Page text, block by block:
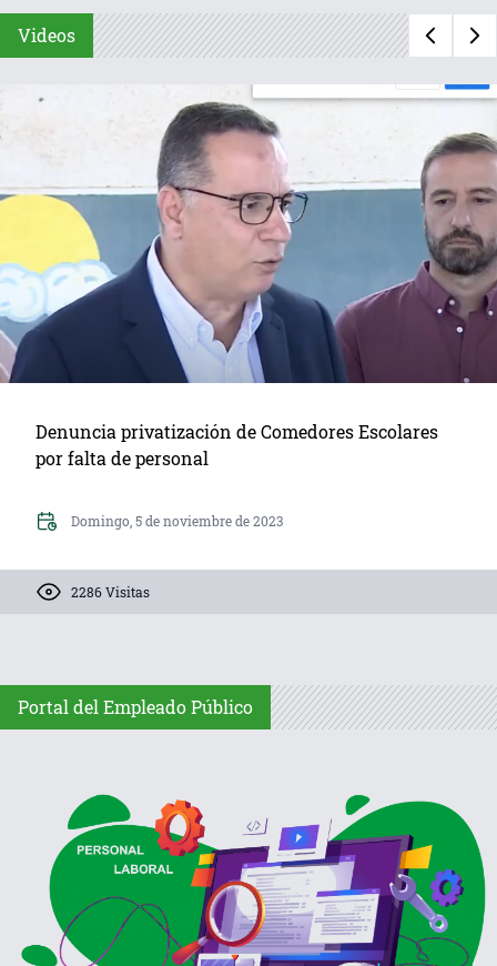
Videos
Denuncia privatización de Comedores Escolares
por falta de personal
Domingo, 5 de noviembre de 2023
2286 Visitas
Portal del Empleado Público